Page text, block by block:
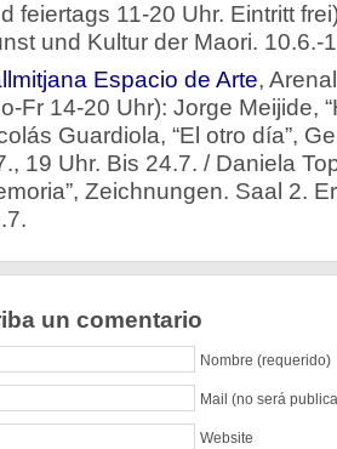
feiertags 11-20 Uhr. Eintritt
und Kultur der Maori. 10.6.-
Espacio de Arte,
Fr 14-20 Uhr): Jorge Meijide,
Guardiola, “El otro día”,
19 Uhr. Bis 24.7. / Daniela
Zeichnungen. Saal 2.
un comentario
Nombre (requerido)
Mail (no será
Website